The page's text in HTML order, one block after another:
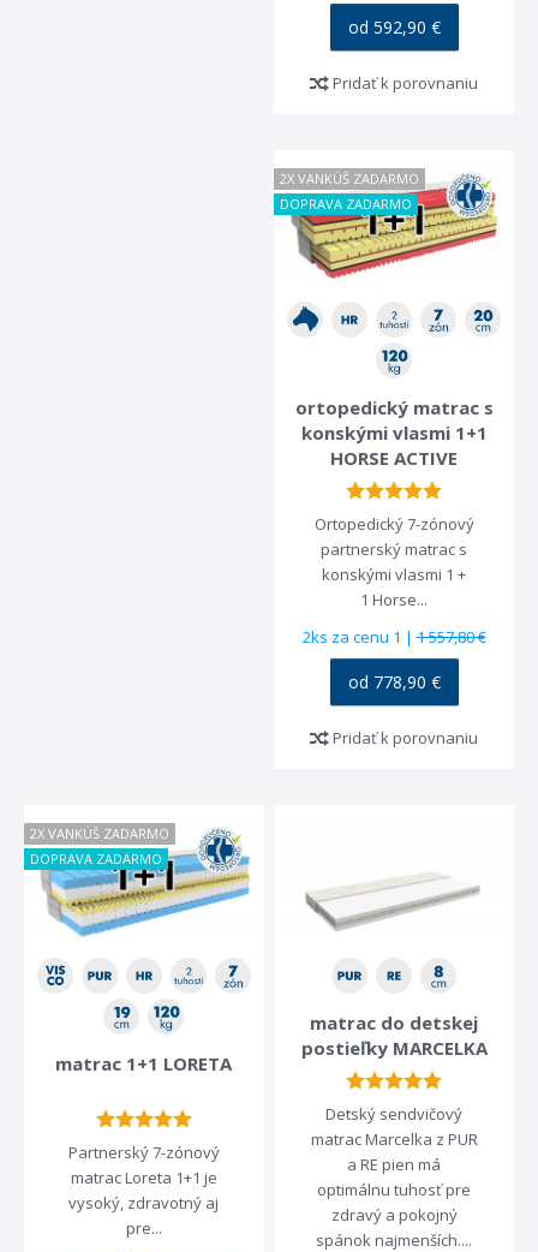
od 592,90 €
Pridať k porovnaniu
pri nákupe nad 80 €
2X VANKÚŠ ZADARMO
DOPRAVA ZADARMO
ortopedický matrac s
konskými vlasmi 1+1
HORSE ACTIVE
Ortopedický 7-zónový
partnerský matrac s
konskými vlasmi 1 +
1 Horse...
2ks za cenu 1 |1 557,80 €
od 778,90 €
Pridať k porovnaniu
2X VANKÚŠ ZADARMO
DOPRAVA ZADARMO
matrac 1+1 LORETA
Partnerský 7-zónový
matrac Loreta 1+1 je
vysoký, zdravotný aj
pre...
matrac do detskej
postieľky MARCELKA
Detský sendvičový
matrac Marcelka z PUR
a RE pien má
optimálnu tuhosť pre
zdravý a pokojný
spánok najmenších....